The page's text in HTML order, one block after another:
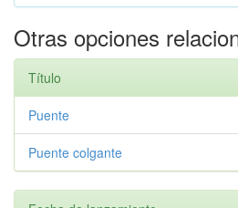
Otras opciones
Título
Puente
Puente colgante